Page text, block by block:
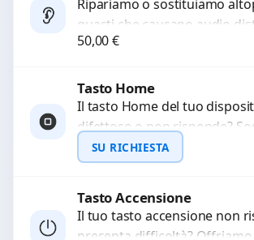
Ripariamo o sostituiamo
guasti che causano audio
basso o assente. Utilizziamo
50,00€
Tasto Home
Il tasto Home del tuo
difettoso o non risponde?
ripariamo il modulo con
alta...
SU RICHIESTA
Richiedi Preventivo
Tasto Accensione
Il tuo tasto accensione non
presenta difficoltà?